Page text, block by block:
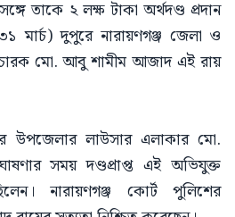
তাকে ২ লক্ষ টাকা অর্থদণ্ড প্রদান
মার্চ) দুপুরে নারায়ণগঞ্জ জেলা ও
মো. আবু শামীম আজাদ এই রায়
উপজেলার লাউসার এলাকার মো.
সময় দণ্ডপ্রাপ্ত এই অভিযুক্ত
নারায়ণগঞ্জ কোর্ট পুলিশের